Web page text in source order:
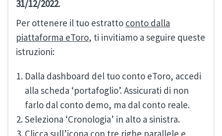
31/12/2022.
Per ottenere il tuo estratto conto dalla
piattaforma eToro, ti invitiamo a seguire queste
istruzioni:
Dalla dashboard del tuo conto eToro, accedi
alla scheda ‘portafoglio’. Assicurati di non
farlo dal conto demo, ma dal conto reale.
Seleziona ‘Cronologia’ in alto a sinistra.
Clicca sull’icona con tre righe parallele e